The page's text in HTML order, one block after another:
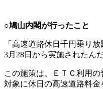
○鳩山内閣が行ったこと
「高速道路休日千円乗り放
3月28日から実施されたんだ
この施策は、ＥＴＣ利用
対象に休日の高速道路料